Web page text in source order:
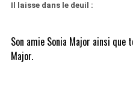
Il laisse dans le deuil :
Son amie Sonia Major ainsi
Major.